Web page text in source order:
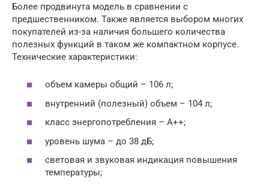
Более продвинута модель в сравнении с
предшественником. Также является выбором многих
покупателей из-за наличия большего количества
полезных функций в таком же компактном корпусе.
Технические характеристики:
объем камеры общий – 106 л;
внутренний (полезный) объем – 104 л;
класс энергопотребления – A++;
уровень шума – до 38 дБ;
световая и звуковая индикация повышения
температуры;